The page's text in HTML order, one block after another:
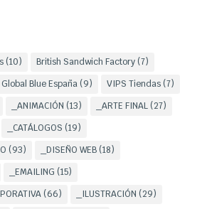
(10) British Sandwich Factory(7)
Global Blue España(9) VIPS Tiendas(7)
_ANIMACIÓN (13) _ARTE FINAL(27)
_CATÁLOGOS (19)
(93) _DISEÑO WEB(18)
_EMAILING (15)
(66) _ILUSTRACIÓN (29)